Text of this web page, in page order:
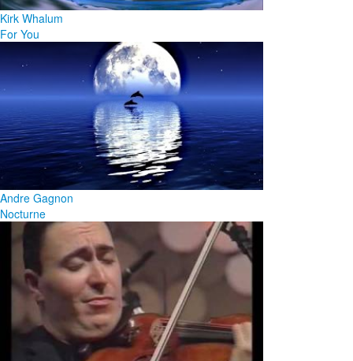
Kirk Whalum
For You
Andre Gagnon
Nocturne